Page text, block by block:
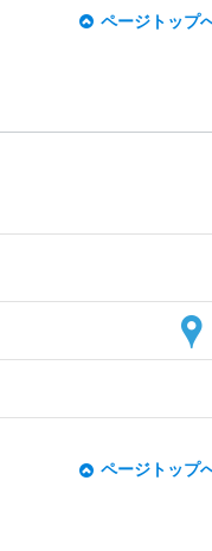
ページトップ
ページトップ